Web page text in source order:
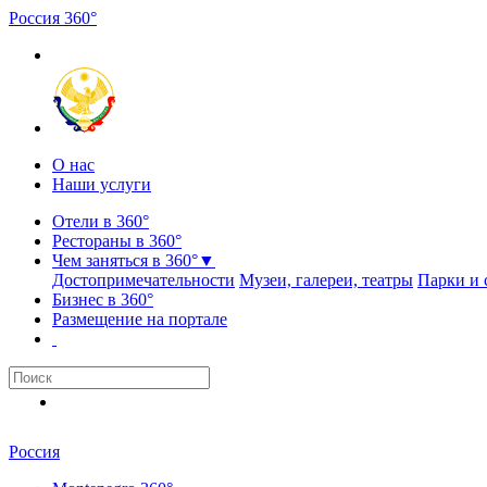
Россия 360°
О нас
Наши услуги
Отели в 360°
Рестораны в 360°
Чем заняться в 360°▼
Достопримечательности Музеи, галереи, театры Парки и
Бизнес в 360°
Размещение на портале
Россия